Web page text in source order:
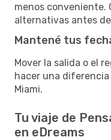
menos conveniente.
alternativas antes
Mantené tus
Mover la salida o el
hacer una diferencia
Miami.
Tu viaje de
en eDreams